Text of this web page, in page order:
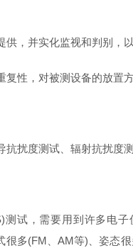
，并实化监视和判别，
性，对被测设备的放置
抗扰度测试、辐射抗扰度
测试，需要用到许多电
多(FM、AM等)、姿态